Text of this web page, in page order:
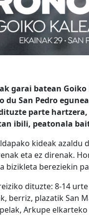
garai batean
du San Pedro
parte hartzera,
ibili, peatonala
kideak
eta ez direnak.
bizikleta bereziekin
dituzte: 8-14
berriz, plazatik San
Arkupe